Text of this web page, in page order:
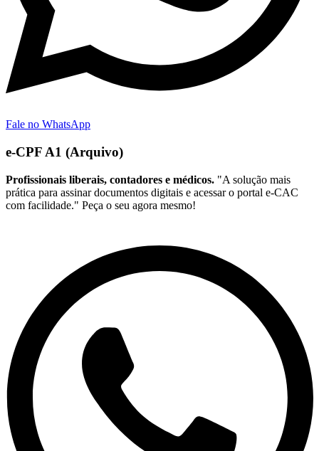
Fale no WhatsApp
e-CPF A1 (Arquivo)
Profissionais liberais, contadores e médicos. "A solução mais
prática para assinar documentos digitais e acessar o portal e-CAC
com facilidade." Peça o seu agora mesmo!